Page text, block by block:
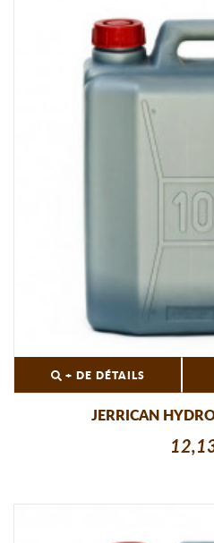
+ DE DÉTAILS
JERRICAN